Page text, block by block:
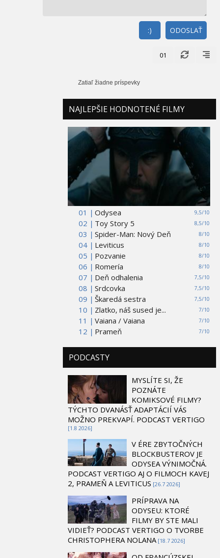
ODOSLAŤ
:)
01
Zatiaľ žiadne príspevky
NAJLEPŠIE HODNOTENÉ FILMY
01 | 9,5/10
Odysea
02 |
8,5/10
Toy Story 5
03 |
8/10
Spider-Man: Nový Deň
04 |
8/10
Leviticus
05 |
8/10
Pozvanie
06 |
8/10
Romería
07 |
7,5/10
Deň odhalenia
08 |
7,5/10
Srdcovka
09 |
7,5/10
Škaredá sestra
10 |
7/10
Zlatko, náš sused je...
11 |
7/10
Vaiana / Vaiana
12 |
7/10
Prameň
PODCASTY
MYSLÍTE SI, ŽE
POZNÁTE
KOMIKSOVÉ FILMY?
TÝCHTO DVANÁSŤ ADAPTÁCIÍ VÁS
MOŽNO PREKVAPÍ. PODCAST VERTIGO
[1.8 2026]
V ÉRE ZBYTOČNÝCH
BLOCKBUSTEROV JE
ODYSEA VÝNIMOČNÁ.
PODCAST VERTIGO AJ O FILMOCH KAVEJ
2, PRAMEŇ A LEVITICUS [26.7 2026]
PRÍPRAVA NA
ODYSEU: KTORÉ
FILMY BY STE MALI
VIDIEŤ? PODCAST VERTIGO O TVORBE
CHRISTOPHERA NOLANA [18.7 2026]